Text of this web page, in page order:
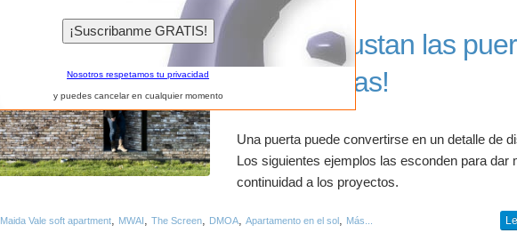
Si no te gustan las
¡escóndelas!
Una puerta puede convertirse en un detalle de
Los siguientes ejemplos las esconden para dar
continuidad a los proyectos.
Maida Vale soft apartment, MWAI, The Screen, DMOA, Apartamento en el sol, Más...
Nosotros respetamos tu privacidad
y puedes cancelar en cualquier momento